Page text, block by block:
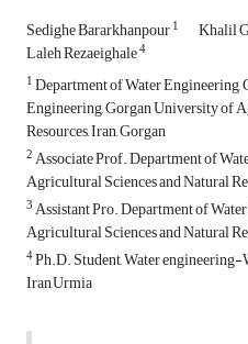
Sedighe Bararkhanpour1 Khalil
Laleh Rezaeighale4
1Department of Water Engineering,
Engineering, Gorgan University of
Resources, Iran, Gorgan
2Associate Prof. Department of
Agricultural Sciences and Natural
3Assistant Pro. Department of
Agricultural Sciences and Natural
4Ph.D. Student, Water
Iran,Urmia